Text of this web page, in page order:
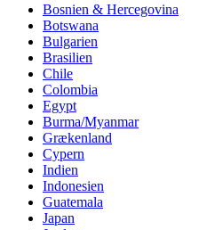
Bosnien & Hercegovina
Botswana
Bulgarien
Brasilien
Chile
Colombia
Egypt
Burma/Myanmar
Grækenland
Cypern
Indien
Indonesien
Guatemala
Japan